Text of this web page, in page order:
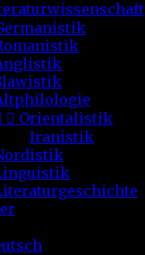
 Orientalistik
Iranistik